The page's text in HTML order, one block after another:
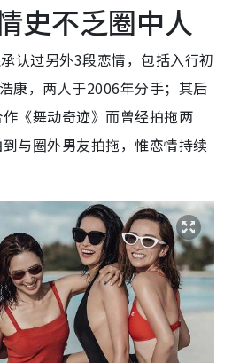
史不乏圈中人
认过另外3段恋情，包括入行初
康，两人于2006年分手；其后
《舞动奇迹》而曾经拍拖两
与圈外男友拍拖，惟恋情持续